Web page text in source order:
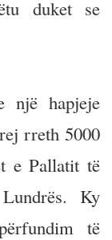
duket se
një hapjeje
rreth 5000
e Pallatit të
Ky
të